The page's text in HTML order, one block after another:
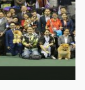
那场比赛
WINNER
已经结束了。
）